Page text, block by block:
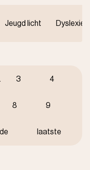
Jeugd licht Dyslexie
Pagina
3 Pagina
4
Pagina
8 Pagina
9
Laatste
laatste